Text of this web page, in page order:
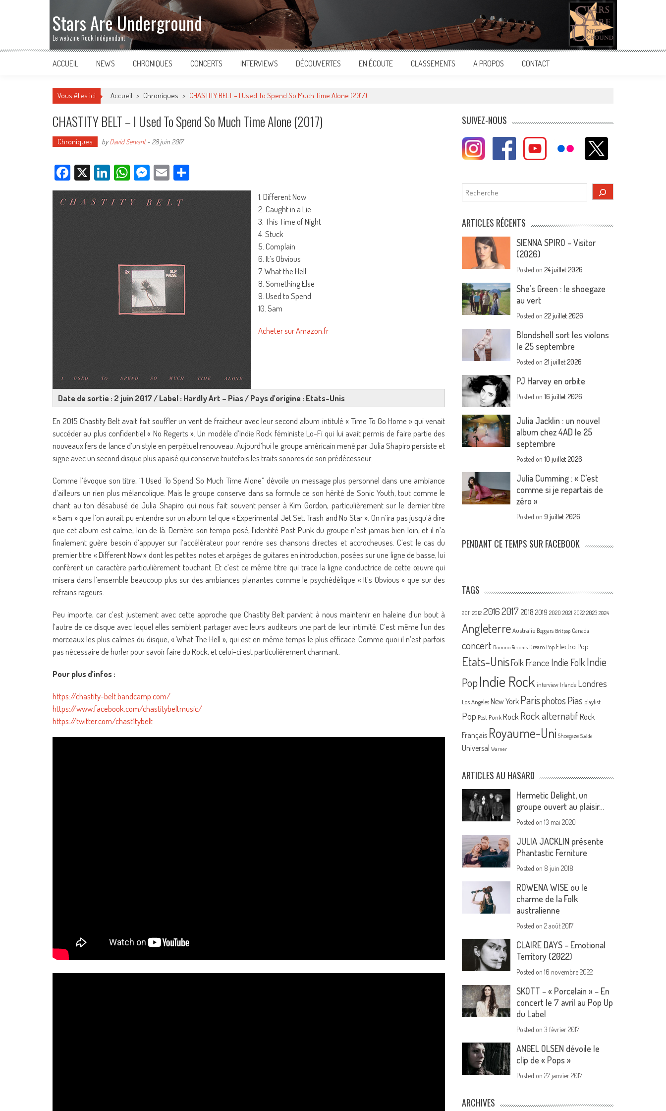
Stars Are Underground
Le webzine Rock Indépendant
ACCUEIL NEWS CHRONIQUES CONCERTS INTERVIEWS DÉCOUVERTES EN ÉCOUTE CLASSEMENTS A PROPOS CONTACT
Vous êtes ici Accueil > Chroniques > CHASTITY BELT – I Used To Spend So Much Time Alone (2017)
CHASTITY BELT – I Used To Spend So Much Time Alone (2017)
Chroniques byDavid Servant- 28 juin 2017
Facebook
X LinkedIn
WhatsApp
Messenger
Email
1. Different Now
2. Caught in a Lie
3. This Time of Night
4. Stuck
5. Complain
6. It’s Obvious
7. What the Hell
8. Something Else
9. Used to Spend
10. 5am
Acheter sur Amazon.fr
Date de sortie : 2 juin 2017 / Label : Hardly Art – Pias / Pays d’origine : Etats-Unis
En 2015 Chastity Belt avait fait souffler un vent de fraîcheur avec leur second album intitulé « Time To Go Home » qui venait
succéder au plus confidentiel « No Regerts ». Un modèle d’Indie Rock féministe Lo-Fi qui lui avait permis de faire partie des
nouveaux fers de lance d’un style en perpétuel renouveau. Aujourd’hui le groupe américain mené par Julia Shapiro persiste et
signe avec un second disque plus apaisé qui conserve toutefois les traits sonores de son prédécesseur.
Comme l’évoque son titre, “I Used To Spend So Much Time Alone” dévoile un message plus personnel dans une ambiance
d’ailleurs un rien plus mélancolique. Mais le groupe conserve dans sa formule ce son hérité de Sonic Youth, tout comme le
chant au ton désabusé de Julia Shapiro qui nous fait souvent penser à Kim Gordon, particulièrement sur le dernier titre
« 5am » que l’on aurait pu entendre sur un album tel que « Experimental Jet Set, Trash and No Star ». On n’ira pas jusqu’à dire
que cet album est calme, loin de là. Derrière son tempo posé, l’identité Post Punk du groupe n’est jamais bien loin, et il n’a
finalement guère besoin d’appuyer sur l’accélérateur pour rendre ses chansons directes et accrocheuses. C’est le cas du
premier titre « Different Now » dont les petites notes et arpèges de guitares en introduction, posées sur une ligne de basse, lui
confèrent un caractère particulièrement touchant. Et c’est ce même titre qui trace la ligne conductrice de cette œuvre qui
misera dans l’ensemble beaucoup plus sur des ambiances planantes comme le psychédélique « It’s Obvious » que sur des
refrains rageurs.
Peu importe, car c’est justement avec cette approche que Chastity Belt parvient à nous maintenir en haleine d’un bout à
l’autre de ce disque avec lequel elles semblent partager avec leurs auditeurs une part de leur intimité. C’est même l’un des
morceaux les plus calmes du disque, « What The Hell », qui est en même temps le plus efficace. Comme quoi il n’est parfois
pas nécessaire de hurler pour savoir faire du Rock, et celui-ci est particulièrement charmant.
Pour plus d’infos :
https://chastity-belt.bandcamp.com/
https://www.facebook.com/chastitybeltmusic/
https://twitter.com/chast1tybelt
SUIVEZ-NOUS
Rechercher
ARTICLES RÉCENTS
SIENNA SPIRO – Visitor
(2026)
Posted on24 juillet 2026
She’s Green : le shoegaze
au vert
Posted on22 juillet 2026
Blondshell sort les violons
le 25 septembre
Posted on21 juillet 2026
PJ Harvey en orbite
Posted on16 juillet 2026
Julia Jacklin : un nouvel
album chez 4AD le 25
septembre
Posted on10 juillet 2026
Julia Cumming : « C’est
comme si je repartais de
zéro »
Posted on9 juillet 2026
PENDANT CE TEMPS SUR FACEBOOK
TAGS
2011 2012 20162017 2018 2019 2020 2021 2022 2023 2024
Angleterre Australie Beggars Britpop Canada
concert Domino Records Dream Pop Electro Pop
Etats-UnisFolk France Indie FolkIndie
PopIndie Rock interview Irlande Londres
Los Angeles New York Parisphotos Pias playlist
Pop Post Punk Rock Rock alternatif Rock
Français Royaume-Uni Shoegaze Suède
Universal Warner
ARTICLES AU HASARD
Hermetic Delight, un
groupe ouvert au plaisir…
Posted on13 mai 2020
JULIA JACKLIN présente
Phantastic Ferniture
Posted on 8 juin 2018
ROWENA WISE ou le
charme de la Folk
australienne
Posted on2 août 2017
CLAIRE DAYS – Emotional
Territory (2022)
Posted on16 novembre 2022
SKOTT – « Porcelain » – En
concert le 7 avril au Pop Up
du Label
Posted on3 février 2017
ANGEL OLSEN dévoile le
clip de « Pops »
Posted on27 janvier 2017
ARCHIVES